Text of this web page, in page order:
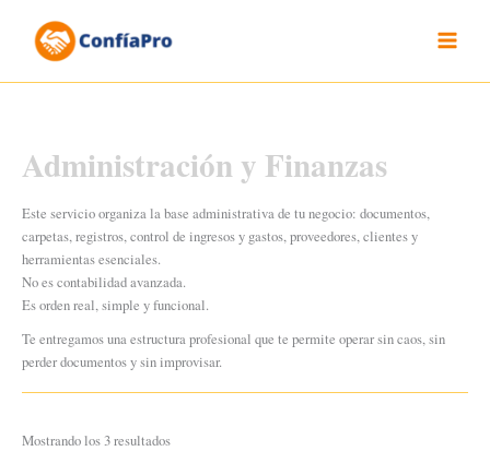
contenido
Administración y Finanzas
Este servicio organiza la base administrativa de tu negocio: documentos,
carpetas, registros, control de ingresos y gastos, proveedores, clientes y
herramientas esenciales.
No es contabilidad avanzada.
Es orden real, simple y funcional.
Te entregamos una estructura profesional que te permite operar sin caos, sin
perder documentos y sin improvisar.
Mostrando los 3 resultadosOrdenado